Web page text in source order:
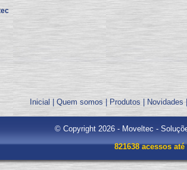
Inicial Quem somos Produtos Novidades
© Copyright 2026 - Moveltec -
821638 acessos